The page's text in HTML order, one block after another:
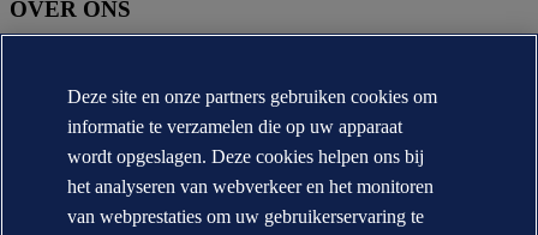
OVER ONS
Annual reports
CONTACT:
Contacteer DNV
Office Locator
Deze site en onze partners gebruiken cookies om
informatie te verzamelen die op uw apparaat
wordt opgeslagen. Deze cookies helpen ons bij
het analyseren van webverkeer en het monitoren
van webprestaties om uw gebruikerservaring te